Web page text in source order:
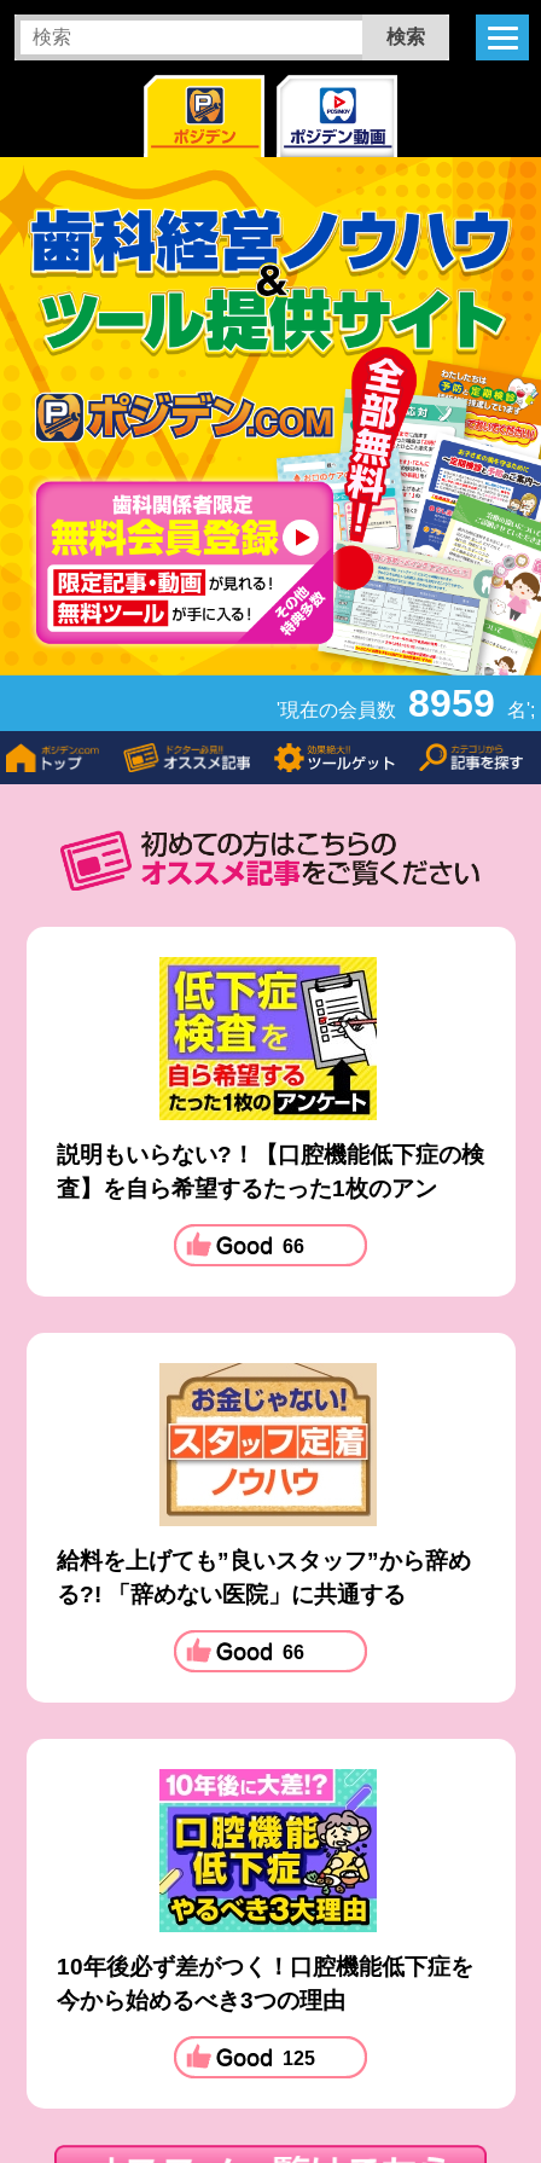
'現在の会員数 8959 名';
説明もいらない?！【口腔機能低下症の検
査】を自ら希望するたった1枚のアン
66
給料を上げても”良いスタッフ”から辞め
る?! 「辞めない医院」に共通する
66
10年後必ず差がつく！口腔機能低下症を
今から始めるべき3つの理由
125